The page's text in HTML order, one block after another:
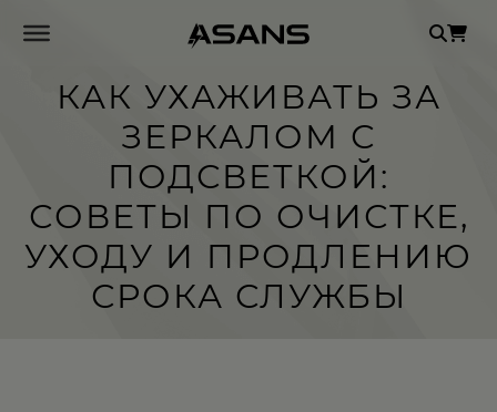
КАК УХАЖИВАТЬ ЗА
ЗЕРКАЛОМ С
ПОДСВЕТКОЙ:
СОВЕТЫ ПО ОЧИСТКЕ,
УХОДУ И ПРОДЛЕНИЮ
СРОКА СЛУЖБЫ